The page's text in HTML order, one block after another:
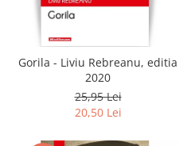
Gorila - Liviu Rebreanu, editia
2020
25,95 Lei
20,50 Lei